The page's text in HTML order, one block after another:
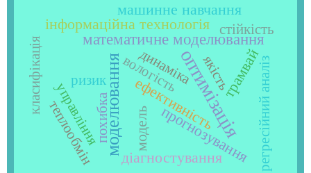
оптимізація
моделювання
математичне моделювання
інформаційна технологія
ефективність
машинне навчання
модель прогнозування
діагностування
трамвай
вологість
ризик
управління
теплообмін
стійкість
регресійний аналіз
якість
класифікація динаміка
похибка